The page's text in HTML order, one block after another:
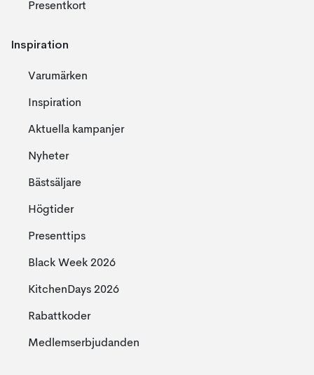
Presentkort
Inspiration
Varumärken
Inspiration
Aktuella kampanjer
Nyheter
Bästsäljare
Högtider
Presenttips
Black Week 2026
KitchenDays 2026
Rabattkoder
Medlemserbjudanden